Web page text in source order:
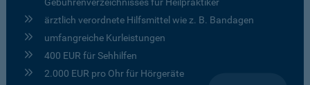
ärztlich verordnete Hilfsmittel wie z. B. Bandagen
umfangreiche Kurleistungen
400 EUR für Sehhilfen
2.000 EUR pro Ohr für Hörgeräte